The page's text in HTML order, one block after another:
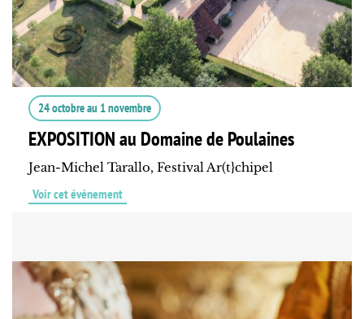
24 octobreau 1 novembre
EXPOSITION au Domaine de Poulaines
Jean-Michel Tarallo, Festival Ar(t}chipel
Voir cet événement